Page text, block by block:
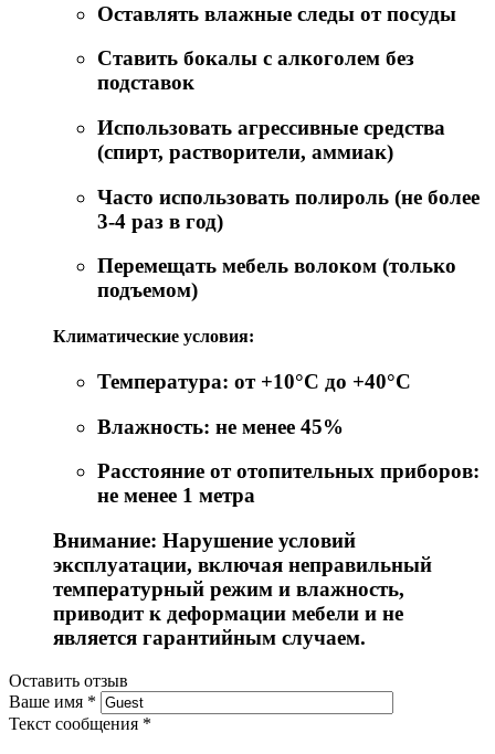
Оставлять влажные следы от посуды
Ставить бокалы с алкоголем без
подставок
Использовать агрессивные средства
(спирт, растворители, аммиак)
Часто использовать полироль (не более
3-4 раз в год)
Перемещать мебель волоком (только
подъемом)
Климатические условия:
Температура: от +10°C до +40°C
Влажность: не менее 45%
Расстояние от отопительных приборов:
не менее 1 метра
Внимание: Нарушение условий
эксплуатации, включая неправильный
температурный режим и влажность,
приводит к деформации мебели и не
является гарантийным случаем.
Оставить отзыв
Ваше имя *
Текст сообщения *